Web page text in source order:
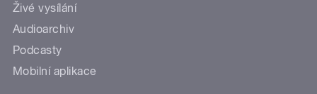
Živé vysílání
Audioarchiv
Podcasty
Mobilní aplikace